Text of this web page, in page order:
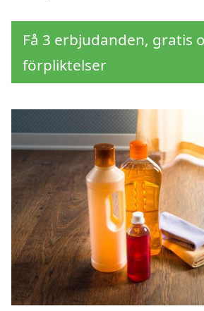
Få 3 erbjudanden, gratis
förpliktelser